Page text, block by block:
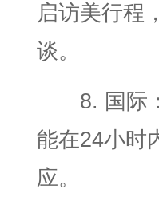
启访美行程
谈。
8. 国际：
能在24小时
应。